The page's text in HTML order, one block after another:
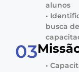
alunos
•
busca
03
•